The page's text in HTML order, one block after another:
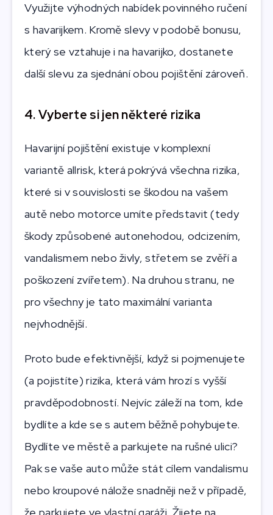
Využijte výhodných nabídek povinného ručení
s havarijkem. Kromě slevy v podobě bonusu,
který se vztahuje i na havarijko, dostanete
další slevu za sjednání obou pojištění zároveň.
4. Vyberte si jen některé rizika
Havarijní pojištění existuje v komplexní
variantě allrisk, která pokrývá všechna rizika,
které si v souvislosti se škodou na vašem
autě nebo motorce umíte představit (tedy
škody způsobené autonehodou, odcizením,
vandalismem nebo živly, střetem se zvěří a
poškození zvířetem). Na druhou stranu, ne
pro všechny je tato maximální varianta
nejvhodnější.
Proto bude efektivnější, když si pojmenujete
(a pojistíte) rizika, která vám hrozí s vyšší
pravděpodobností. Nejvíc záleží na tom, kde
bydlíte a kde se s autem běžně pohybujete.
Bydlíte ve městě a parkujete na rušné ulici?
Pak se vaše auto může stát cílem vandalismu
nebo kroupové nálože snadněji než v případě,